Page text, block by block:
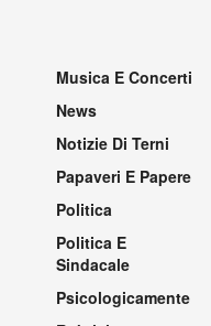
Musica E Concerti
News
Notizie Di Terni
Papaveri E Papere
Politica
Politica E
Sindacale
Psicologicamente